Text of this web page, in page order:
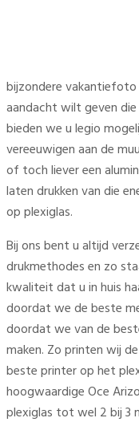
bijzondere
aandacht wilt geven die
bieden we u legio
vereeuwigen aan de
of toch liever een
laten drukken van die
op plexiglas.
Bij ons bent u altijd
drukmethodes en zo
kwaliteit dat u in huis
doordat we de beste
doordat we van de
maken. Zo printen wij
beste printer op het
hoogwaardige Oce
plexiglas tot wel 2 bij 3